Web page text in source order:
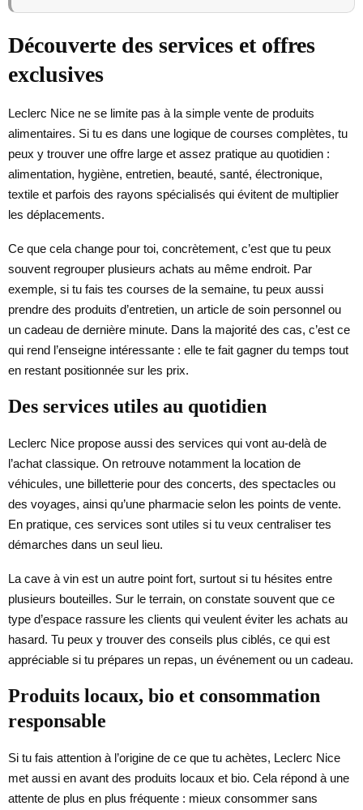
Découverte des services et offres
exclusives
Leclerc Nice ne se limite pas à la simple vente de produits
alimentaires. Si tu es dans une logique de courses complètes, tu
peux y trouver une offre large et assez pratique au quotidien :
alimentation, hygiène, entretien, beauté, santé, électronique,
textile et parfois des rayons spécialisés qui évitent de multiplier
les déplacements.
Ce que cela change pour toi, concrètement, c’est que tu peux
souvent regrouper plusieurs achats au même endroit. Par
exemple, si tu fais tes courses de la semaine, tu peux aussi
prendre des produits d’entretien, un article de soin personnel ou
un cadeau de dernière minute. Dans la majorité des cas, c’est ce
qui rend l’enseigne intéressante : elle te fait gagner du temps tout
en restant positionnée sur les prix.
Des services utiles au quotidien
Leclerc Nice propose aussi des services qui vont au-delà de
l’achat classique. On retrouve notamment la location de
véhicules, une billetterie pour des concerts, des spectacles ou
des voyages, ainsi qu’une pharmacie selon les points de vente.
En pratique, ces services sont utiles si tu veux centraliser tes
démarches dans un seul lieu.
La cave à vin est un autre point fort, surtout si tu hésites entre
plusieurs bouteilles. Sur le terrain, on constate souvent que ce
type d’espace rassure les clients qui veulent éviter les achats au
hasard. Tu peux y trouver des conseils plus ciblés, ce qui est
appréciable si tu prépares un repas, un événement ou un cadeau.
Produits locaux, bio et consommation
responsable
Si tu fais attention à l’origine de ce que tu achètes, Leclerc Nice
met aussi en avant des produits locaux et bio. Cela répond à une
attente de plus en plus fréquente : mieux consommer sans